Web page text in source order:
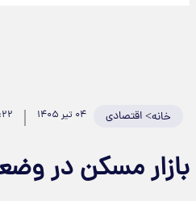
خانه>اقتصادی ۰۴ تیر ۱۴۰۵
بازار مسکن در